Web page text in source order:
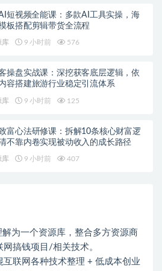
短视频全能课：多款AI工具实操，海
板搭配剪辑带货全流程
库 9 小时前 576
操盘实战课：深挖获客底层逻辑，依
容搭建旅游行业稳定引流体系
库 9 小时前 125
富心法研修课：拆解10条核心财富逻
不靠内卷实现被动收入的成长路径
库 9 小时前 407
为一个资源库，整合多方资源商
搞钱项目/相关技术。
联网各种技术整理 + 低成本创业